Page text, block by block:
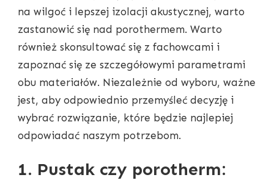
na wilgoć i lepszej izolacji akustycznej, warto
zastanowić się nad porothermem. Warto
również skonsultować się z fachowcami i
zapoznać się ze szczegółowymi parametrami
obu materiałów. Niezależnie od wyboru, ważne
jest, aby odpowiednio przemyśleć decyzję i
wybrać rozwiązanie, które będzie najlepiej
odpowiadać naszym potrzebom.
1. Pustak czy porotherm: